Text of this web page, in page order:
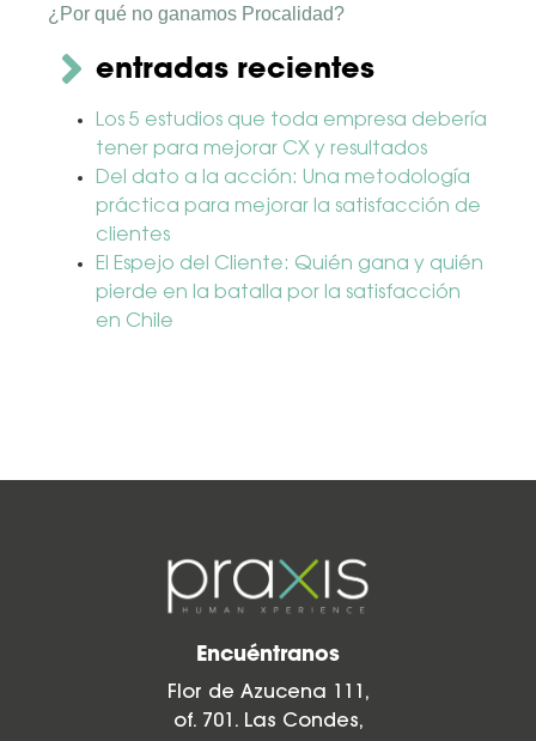
¿Por qué no ganamos Procalidad?
entradas recientes
Los 5 estudios que toda empresa debería
tener para mejorar CX y resultados
Del dato a la acción: Una metodología
práctica para mejorar la satisfacción de
clientes
El Espejo del Cliente: Quién gana y quién
pierde en la batalla por la satisfacción
en Chile
Encuéntranos
Flor de Azucena 111,
of. 701. Las Condes,